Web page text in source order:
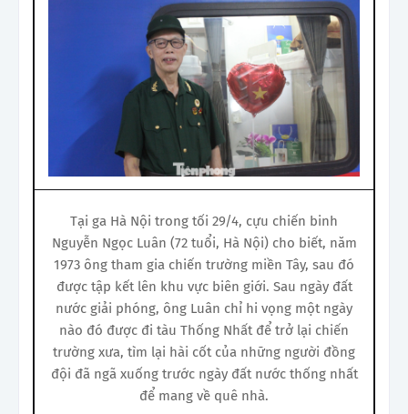
Tại ga Hà Nội trong tối 29/4, cựu chiến binh
Nguyễn Ngọc Luân (72 tuổi, Hà Nội) cho biết, năm
1973 ông tham gia chiến trường miền Tây, sau đó
được tập kết lên khu vực biên giới. Sau ngày đất
nước giải phóng, ông Luân chỉ hi vọng một ngày
nào đó được đi tàu Thống Nhất để trở lại chiến
trường xưa, tìm lại hài cốt của những người đồng
đội đã ngã xuống trước ngày đất nước thống nhất
để mang về quê nhà.